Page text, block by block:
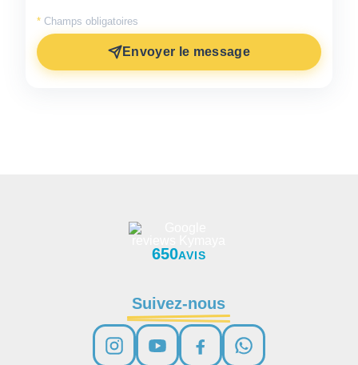
* Champs obligatoires
Envoyer le message
650AVIS
Suivez-nous